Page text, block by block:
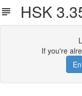
HSK
If you're